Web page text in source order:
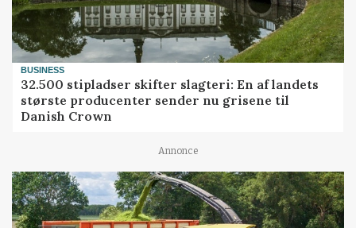
BUSINESS
32.500 stipladser skifter slagteri: En af landets
største producenter sender nu grisene til
Danish Crown
Annonce